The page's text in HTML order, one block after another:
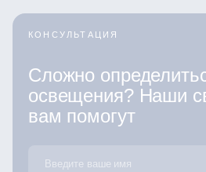
КОНСУЛЬТАЦИЯ
Сложно
освещения? Наши
вам помогут